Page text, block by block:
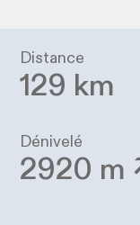
Distance
129 km
Dénivelé
2920 m